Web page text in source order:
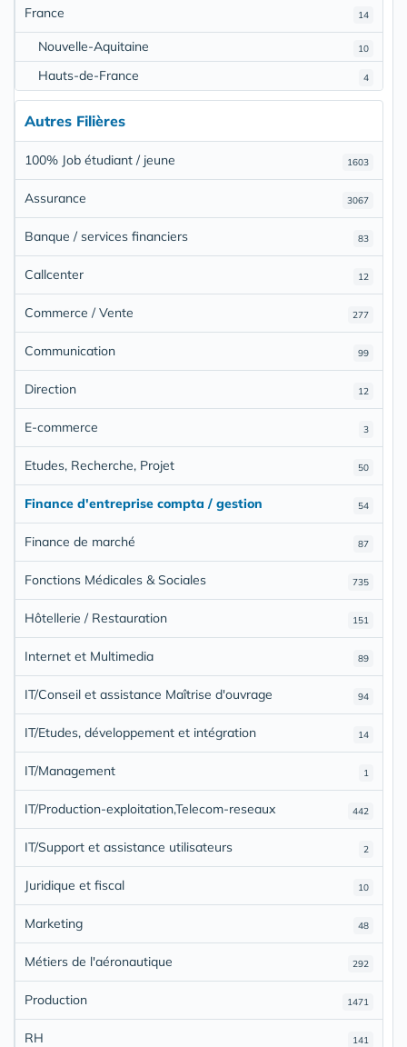
14
France
10
Nouvelle-Aquitaine
4
Hauts-de-France
Autres Filières
1603
100% Job étudiant / jeune
3067
Assurance
83
Banque / services financiers
12
Callcenter
277
Commerce / Vente
99
Communication
12
Direction
3
E-commerce
50
Etudes, Recherche, Projet
54
Finance d'entreprise compta / gestion
87
Finance de marché
735
Fonctions Médicales & Sociales
151
Hôtellerie / Restauration
89
Internet et Multimedia
94
IT/Conseil et assistance Maîtrise d'ouvrage
14
IT/Etudes, développement et intégration
1
IT/Management
442
IT/Production-exploitation,Telecom-reseaux
2
IT/Support et assistance utilisateurs
10
Juridique et fiscal
48
Marketing
292
Métiers de l'aéronautique
1471
Production
141
RH